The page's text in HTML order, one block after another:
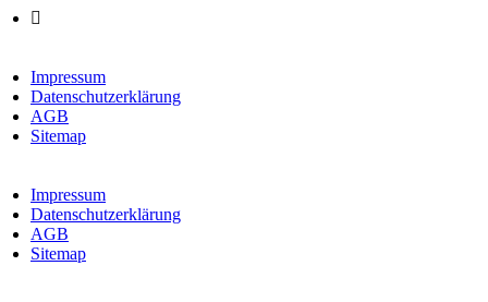
Impressum
Datenschutzerklärung
AGB
Sitemap
Impressum
Datenschutzerklärung
AGB
Sitemap